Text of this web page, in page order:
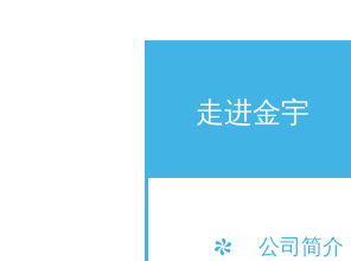
走进金宇
公司简介